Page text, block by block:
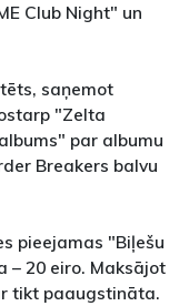
Club Night" un
saņemot
"Zelta
par albumu
Breakers balvu
pieejamas "Biļešu
– 20 eiro. Maksājot
tikt paaugstināta.